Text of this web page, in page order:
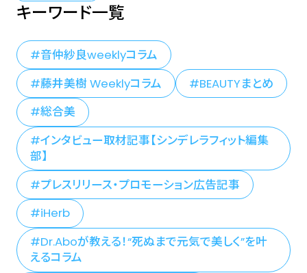
キーワード一覧
音仲紗良weeklyコラム
藤井美樹 Weeklyコラム
BEAUTYまとめ
総合美
インタビュー取材記事【シンデレラフィット編集
部】
プレスリリース・プロモーション広告記事
iHerb
Dr.Aboが教える！“死ぬまで元気で美しく”を叶
えるコラム